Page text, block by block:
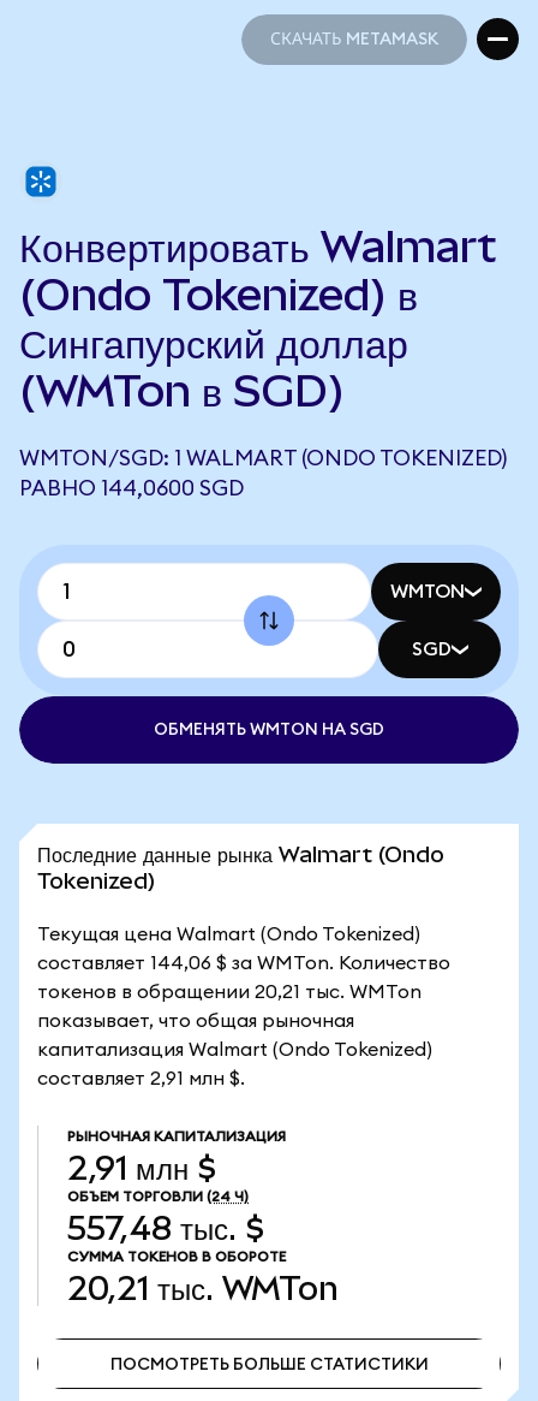
СКАЧАТЬ METAMASK
Конвертировать Walmart
(Ondo Tokenized) в
Сингапурский доллар
(WMTon в SGD)
WMTON/SGD: 1 WALMART (ONDO TOKENIZED)
РАВНО 144,0600 SGD
WMTON
SGD
ОБМЕНЯТЬ WMTON НА SGD
Последние данные рынка Walmart (Ondo
Tokenized)
Текущая цена Walmart (Ondo Tokenized)
составляет 144,06 $ за WMTon. Количество
токенов в обращении 20,21 тыс. WMTon
показывает, что общая рыночная
капитализация Walmart (Ondo Tokenized)
составляет 2,91 млн $.
РЫНОЧНАЯ КАПИТАЛИЗАЦИЯ
2,91 млн $
ОБЪЕМ ТОРГОВЛИ (24 Ч)
557,48 тыс. $
СУММА ТОКЕНОВ В ОБОРОТЕ
20,21 тыс. WMTon
ПОСМОТРЕТЬ БОЛЬШЕ СТАТИСТИКИ